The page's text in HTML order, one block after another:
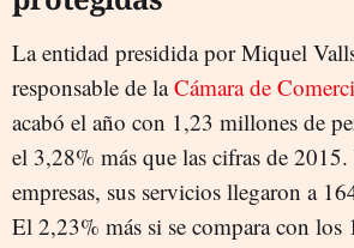
La entidad presidida por Miquel
responsable de laCámara de
acabó el año con 1,23 millones de
el 3,28% más que las cifras de
empresas, sus servicios llegaron a
El 2,23% más si se compara con los